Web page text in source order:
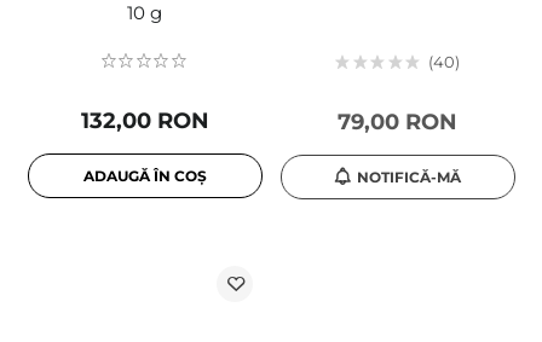
10 g
132,00 RON
ADAUGĂ ÎN COȘ
40
79,00 RON
NOTIFICĂ-MĂ